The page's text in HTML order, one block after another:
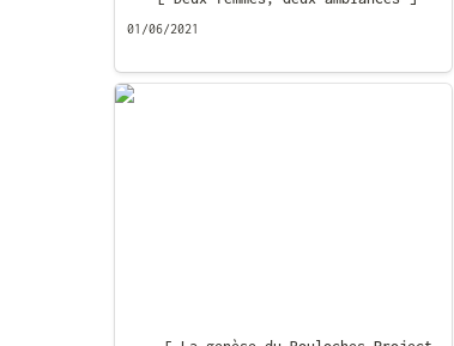
01/06/2021
[ La genèse du Bouloches Project ]